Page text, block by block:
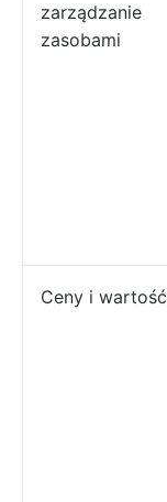
zarządzanie
zasobami
Ceny i wartość